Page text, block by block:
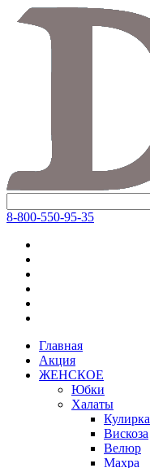
8-800-550-95-35
Главная
Акция
ЖЕНСКОЕ
Юбки
Халаты
Кулирка
Вискоза
Велюр
Махра